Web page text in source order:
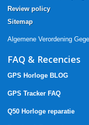
Review policy
Sitemap
Algemene Verordening
FAQ & Recencies
GPS Horloge BLOG
GPS Tracker FAQ
Q50 Horloge reparatie